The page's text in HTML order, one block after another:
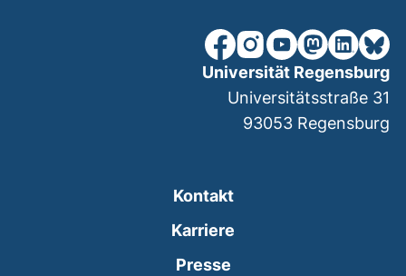
unsere Facebook-Seite
unsere Instagram-
unsere YouTube-
unsereunsere
Kontakt
Karriere
Presse
Universität Regensburg
Universitätsstraße 31
93053 Regensburg